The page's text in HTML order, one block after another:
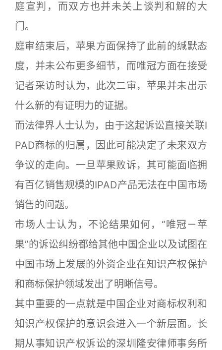
庭宣判，而双方也并未关上谈判和解的大
门。
庭审结束后，苹果方面保持了此前的缄默态
度，并未公布更多细节，而唯冠方面在接受
记者采访时认为，此次二审，苹果并未出示
什么新的有证明力的证据。
而法律界人士认为，由于这起诉讼直接关联I
PAD商标的归属，因此可能决定了未来双方
争议的走向。一旦苹果败诉，其可能面临拥
有百亿销售规模的IPAD产品无法在中国市场
销售的问题。
市场人士认为，不论结果如何，“唯冠－苹
果”的诉讼纠纷都给其他中国企业以及试图在
中国市场上发展的外资企业在知识产权保护
和商标保护领域发出了明晰信号。
其中重要的一点就是中国企业对商标权利和
知识产权保护的意识会进入一个新层面。长
期从事知识产权诉讼的深圳隆安律师事务所